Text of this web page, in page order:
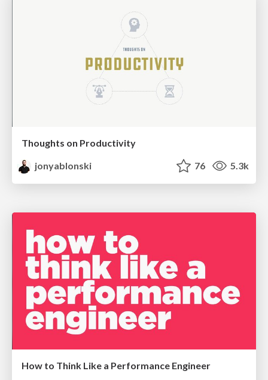
Thoughts on Productivity
jonyablonski
76 5.3k
How to Think Like a Performance Engineer